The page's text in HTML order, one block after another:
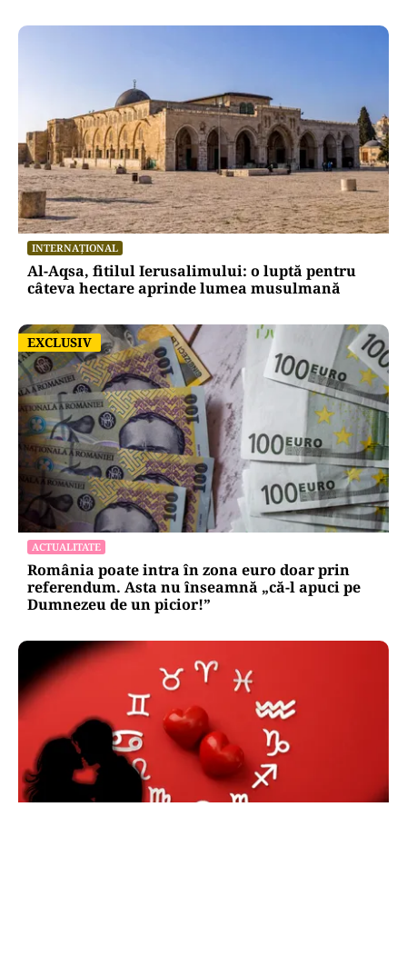
INTERNAȚIONAL
Al-Aqsa, fitilul Ierusalimului: o luptă pentru
câteva hectare aprinde lumea musulmană
EXCLUSIV
EXCLUSIV
ACTUALITATE
România poate intra în zona euro doar prin
referendum. Asta nu înseamnă „că-l apuci pe
Dumnezeu de un picior!”